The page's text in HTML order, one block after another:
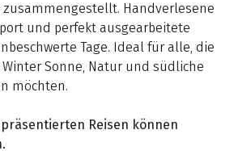
zusammengestellt. Handverlesene
und perfekt ausgearbeitete
Tage. Ideal für alle, die
Sonne, Natur und südliche
möchten.
Reisen können